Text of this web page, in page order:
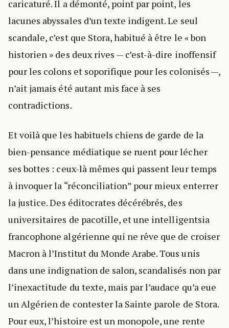
caricaturé. Il a démonté, point par point, les
lacunes abyssales d’un texte indigent. Le seul
scandale, c’est que Stora, habitué à être le « bon
historien » des deux rives — c’est-à-dire inoffensif
pour les colons et soporifique pour les colonisés —,
n’ait jamais été autant mis face à ses
contradictions.
Et voilà que les habituels chiens de garde de la
bien-pensance médiatique se ruent pour lécher
ses bottes : ceux-là mêmes qui passent leur temps
à invoquer la “réconciliation” pour mieux enterrer
la justice. Des éditocrates décérébrés, des
universitaires de pacotille, et une intelligentsia
francophone algérienne qui ne rêve que de croiser
Macron à l’Institut du Monde Arabe. Tous unis
dans une indignation de salon, scandalisés non par
l’inexactitude du texte, mais par l’audace qu’a eue
un Algérien de contester la Sainte parole de Stora.
Pour eux, l’histoire est un monopole, une rente